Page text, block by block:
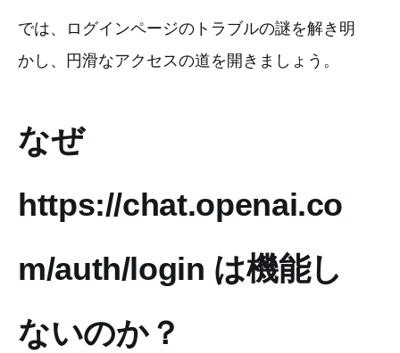
では、ログインページのトラブルの謎を解き明
かし、円滑なアクセスの道を開きましょう。
なぜ
https://chat.openai.co
m/auth/login は機能し
ないのか？